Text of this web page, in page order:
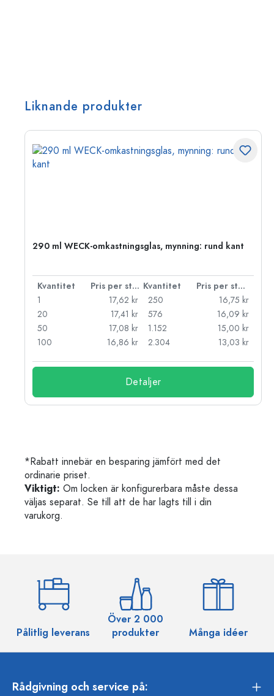
Liknande produkter
290 ml WECK-omkastningsglas, mynning: rund kant
Kvantitet Pris per styck Kvantitet
Pris per styck
1
17,62 kr
20
17,41 kr
50
17,08 kr
100
16,86 kr
250
16,75 kr
576
16,09 kr
1.152
15,00 kr
2.304
13,03 kr
Detaljer
*Rabatt innebär en besparing jämfört med det
ordinarie priset.
Viktigt: Om locken är konfigurerbara måste dessa
väljas separat. Se till att de har lagts till i din
varukorg.
Pålitlig leverans
Över 2 000
produkter
Många idéer
Rådgivning och service på: